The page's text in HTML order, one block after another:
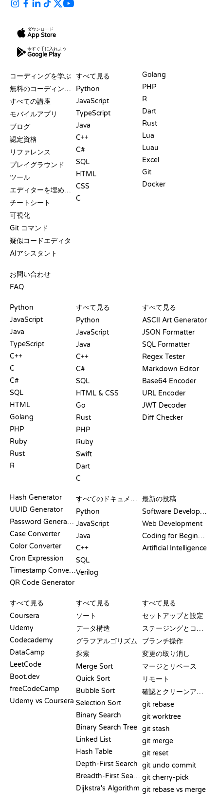
ダウンロード
App Store
今すぐ手に入れよう
Google Play
コーディングを学ぶ
無料のコーディングサイト
すべての講座
モバイルアプリ
ブログ
認定資格
リファレンス
プレイグラウンド
ツール
エディターを埋め込む
チートシート
可視化
Git コマンド
疑似コードエディタ
AIアシスタント
お問い合わせ
FAQ
すべて見る
Python
JavaScript
TypeScript
Java
C++
C#
SQL
HTML
CSS
C
Golang
PHP
R
Dart
Rust
Lua
Luau
Excel
Git
Docker
Python
JavaScript
Java
TypeScript
C++
C
C#
SQL
HTML
Golang
PHP
Ruby
Rust
R
すべて見る
Python
JavaScript
Java
C++
C#
SQL
HTML & CSS
Go
Rust
PHP
Ruby
Swift
Dart
C
すべて見る
ASCII Art Generator
JSON Formatter
SQL Formatter
Regex Tester
Markdown Editor
Base64 Encoder
URL Encoder
JWT Decoder
Diff Checker
Hash Generator
UUID Generator
Password Generator
Case Converter
Color Converter
Cron Expression
Timestamp Converter
QR Code Generator
すべてのドキュメント
Python
JavaScript
Java
C++
SQL
Verilog
最新の投稿
Software Development
Web Development
Coding for Beginners
Artificial Intelligence
すべて見る
Coursera
Udemy
Codecademy
DataCamp
LeetCode
Boot.dev
freeCodeCamp
Udemy vs Coursera
すべて見る
ソート
データ構造
グラフアルゴリズム
探索
Merge Sort
Quick Sort
Bubble Sort
Selection Sort
Binary Search
Binary Search Tree
Linked List
Hash Table
Depth-First Search
Breadth-First Search
Dijkstra's Algorithm
すべて見る
セットアップと設定
ステージングとコミット
ブランチ操作
変更の取り消し
マージとリベース
リモート
確認とクリーンアップ
git rebase
git worktree
git stash
git merge
git reset
git undo commit
git cherry-pick
git rebase vs merge